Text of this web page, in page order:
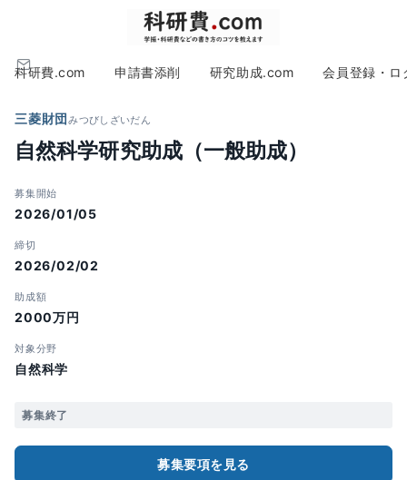
科研費.com 申請書添削 研究助成.com 会員登録・ロ
三菱財団みつびしざいだん
自然科学研究助成（一般助成）
募集開始
2026/01/05
締切
2026/02/02
助成額
2000万円
対象分野
自然科学
募集終了
募集要項を見る